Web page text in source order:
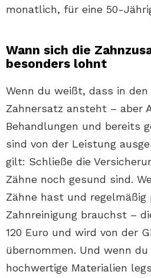
monatlich, für eine 50-
Wann sich die
besonders lohnt
Wenn du weißt, dass in
Zahnersatz ansteht – aber
Behandlungen und bereits
sind von der Leistung
gilt: Schließe die
Zähne noch gesund sind.
Zähne hast und regelmäßig
Zahnreinigung brauchst –
120 Euro und wird von der
übernommen. Und wenn
hochwertige Materialien